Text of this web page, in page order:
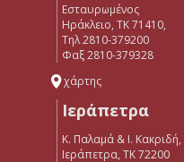
Εσταυρωμένος
Ηράκλειο, ΤΚ 71410,
Τηλ 2810-379200
Φαξ 2810-379328
χάρτης
Ιεράπετρα
Κ. Παλαμά & Ι. Κακριδή,
Ιεράπετρα, ΤΚ 72200